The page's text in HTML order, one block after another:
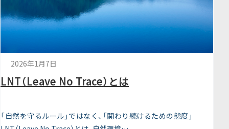
2026年1月7日
LNT（Leave No Trace）とは
「自然を守るルール」ではなく、「関わり続けるための態度」